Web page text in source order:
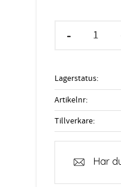
-
Lagerstatus
Artikelnr
Tillverkare
Har